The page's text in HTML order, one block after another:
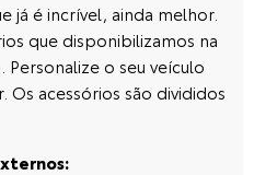
já é incrível, ainda melhor.
que disponibilizamos na
Personalize o seu veículo
Os acessórios são divididos